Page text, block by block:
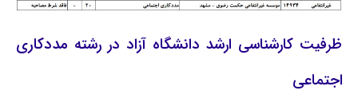
ظرفیت کارشناسی ارشد دانشگاه آزاد در رشته مددکاری
اجتماعی